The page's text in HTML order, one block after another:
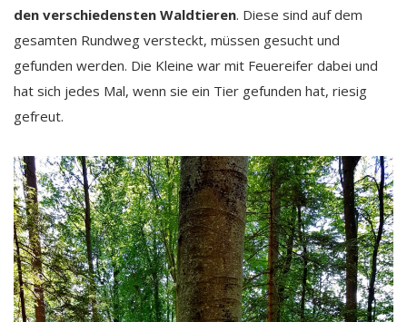
den verschiedensten Waldtieren. Diese sind auf dem
gesamten Rundweg versteckt, müssen gesucht und
gefunden werden. Die Kleine war mit Feuereifer dabei und
hat sich jedes Mal, wenn sie ein Tier gefunden hat, riesig
gefreut.